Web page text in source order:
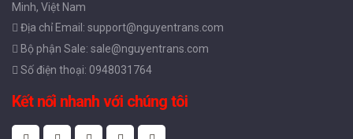
Minh, Việt Nam
Địa chỉ Email: support@nguyentrans.com
Bộ phận Sale: sale@nguyentrans.com
Số điện thoại: 0948031764
Kết nối nhanh với chúng tôi